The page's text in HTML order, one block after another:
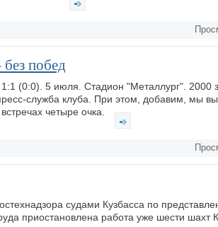
побед
(0:0). 5 июля. Стадион "Металлург". 2000
служба клуба. При этом, добавим, мы
четыре очка.
судами Кузбасса по
приостановлена работа уже шести шахт